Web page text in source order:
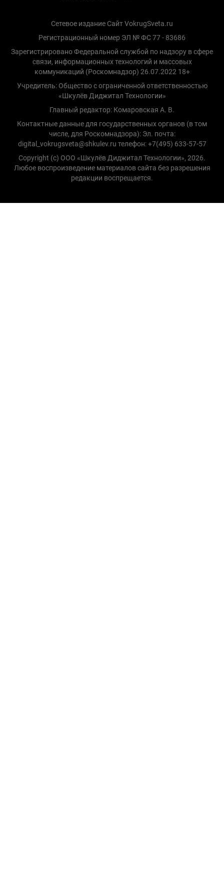
Сетевое издание Сайт VokrugSveta.ru
Регистрационный номер ЭЛ № ФС 77 - 83686
Зарегистрировано Федеральной службой по надзору в сфере
связи, информационных технологий и массовых
коммуникаций (Роскомнадзор) 26.07.2022 18+
Учредитель: Общество с ограниченной ответственностью
«Шкулёв Диджитал Технологии»
Главный редактор: Комаровская А. В.
Контактные данные для государственных органов (в том
числе, для Роскомнадзора): Эл. почта:
digital_vokrugsveta@shkulev.ru телефон: +7(495) 633-57-57
Copyright (с) ООО «Шкулёв Диджитал Технологии», 2026.
Любое воспроизведение материалов сайта без разрешения
редакции воспрещается.